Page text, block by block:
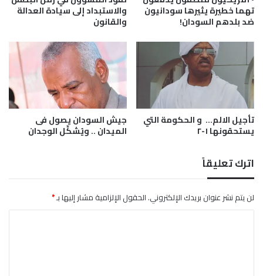
تهما خطيرة يثيرها سودانيون
ضد بلدهم السودان!
والاستبداد إلى سيادة العدالة
والقانون
تأجيل الالم… و الحكومة التي
يستحقونها ١-٢
جيش السودان يصول فى
الميدان .. ويُشكِّل الوجدان
اترك تعليقاً
لن يتم نشر عنوان بريدك الإلكتروني.الحقول الإلزامية مشار إليها بـ*